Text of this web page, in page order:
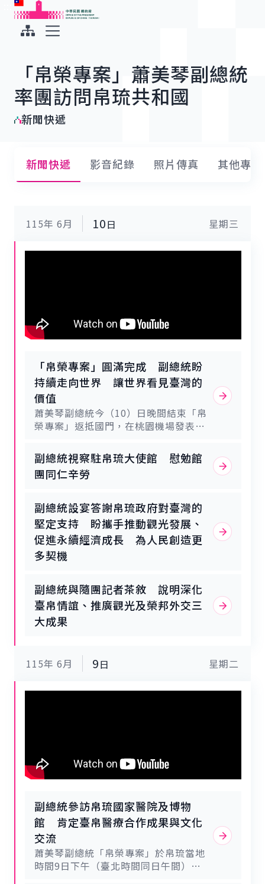
跳到主要內容
中華民國總統府
「帛榮專案」蕭美琴副總統
率團訪問帛琉共和國
新聞快遞
新聞快遞 影音紀錄 照片傳真 其他專輯
115年 6月 10日 星期三
「帛榮專案」圓滿完成 副總統盼
持續走向世界 讓世界看見臺灣的
價值
蕭美琴副總統今（10）日晚間結束「帛
榮專案」返抵國門，在桃園機場發表談
及榮邦合作成果等三項心得，並相信兩
國會在既有堅實基礎上，持續在各領域
深化合作，共同促進人民福祉及國家發
權利走向世界，未來會持續努力讓世界
看見臺灣的價值。副總統致詞時，首先
感謝在晚上特地前來機場迎接的現場人
員，並表示，賴總統交付的「帛榮專
案」外交任務已經圓滿完成。此行是他
琉，在惠恕仁（Surangel S. Whipps,
Jr.）總統及帛琉政府的用心安排下，
這趟旅程讓他印象非常深刻。副總統分
享此次訪問的三項心得表示：第一、臺
宜樓（Raynold Oilouch）副總統、帛
國各部會首長及傳統領袖的熱情接待，
感謝惠恕仁總統親自安排及帶領訪團走
訪帛琉非常著名的景點，透過訪團成員
麗與溫暖傳遞給更多國人。帛琉是地理
位置上距離臺灣最近的邦交國，從臺灣
每週有4班定期航班飛往帛琉，而且航
程不到4個小時，交通相當便利，他要
大力推薦國人朋友有機會一定要多去帛
琉走走，親自體驗那裡的美麗與燦爛的
副總統視察駐帛琉大使館 慰勉館
團同仁辛勞
副總統設宴答謝帛琉政府對臺灣的
堅定支持 盼攜手推動觀光發展、
促進永續經濟成長 為人民創造更
多契機
副總統與隨團記者茶敘 說明深化
臺帛情誼、推廣觀光及榮邦外交三
大成果
115年 6月 9日 星期二
副總統參訪帛琉國家醫院及博物
館 肯定臺帛醫療合作成果與文化
交流
蕭美琴副總統「帛榮專案」於帛琉當地
時間9日下午（臺北時間同日午間）參